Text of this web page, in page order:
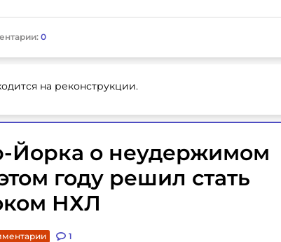
0
на реконструкции.
о неудержимом
году решил стать
НХЛ
1